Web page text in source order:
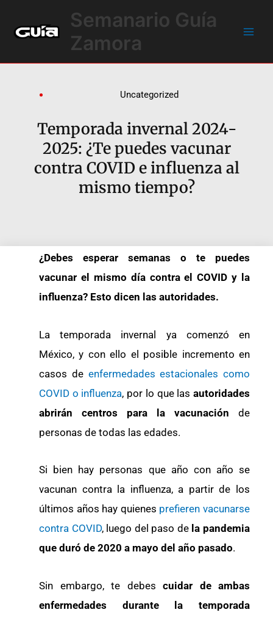
contenido
Semanario Guía
Zamora
Uncategorized
Temporada invernal 2024-
2025: ¿Te puedes vacunar
contra COVID e influenza al
mismo tiempo?
¿Debes esperar semanas o te puedes
vacunar el mismo día contra el COVID y la
influenza? Esto dicen las autoridades.
La temporada invernal ya comenzó en
México, y con ello el posible incremento en
casos de enfermedades estacionales como
COVID o influenza, por lo que lasautoridades
abrirán centros para la vacunación de
personas de todas las edades.
Si bien hay personas que año con año se
vacunan contra la influenza, a partir de los
últimos años hay quienes prefieren vacunarse
contra COVID, luego del paso dela pandemia
que duró de 2020 a mayo del año pasado.
Sin embargo, te debes cuidar de ambas
enfermedades durante la temporada